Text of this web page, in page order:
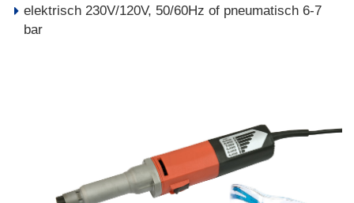
elektrisch 230V/120V, 50/60Hz of pneumatisch 6-7
bar